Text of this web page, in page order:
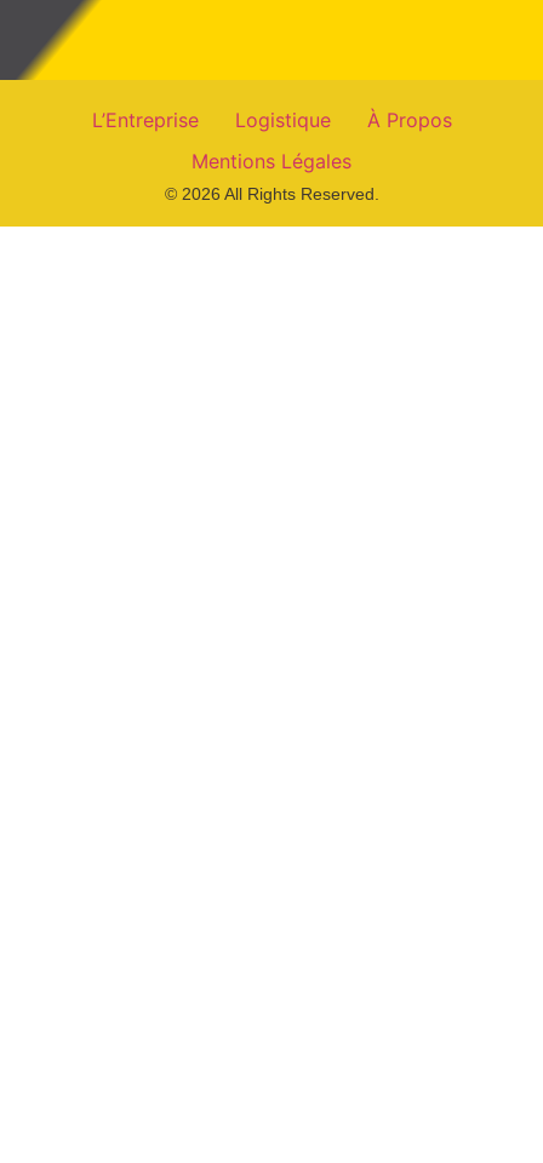
L’Entreprise Logistique
À Propos
Mentions Légales
© 2026 All Rights Reserved.